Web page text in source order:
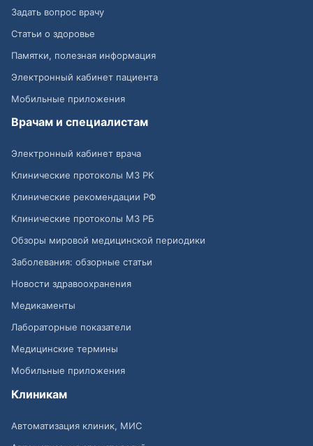
Задать вопрос врачу
Статьи о здоровье
Памятки, полезная информация
Электронный кабинет пациента
Мобильные приложения
Врачам и специалистам
Электронный кабинет врача
Клинические протоколы МЗ РК
Клинические рекомендации РФ
Клинические протоколы МЗ РБ
Обзоры мировой медицинской периодики
Заболевания: обзорные статьи
Новости здравоохранения
Медикаменты
Лабораторные показатели
Медицинские термины
Мобильные приложения
Клиникам
Автоматизация клиник, МИС